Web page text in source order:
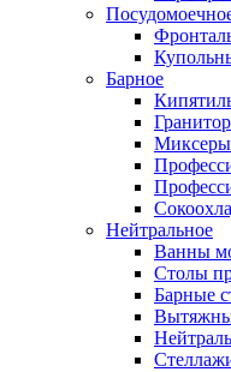
Барное
Миксеры
Нейтральное
Ванны
Столы
Барные